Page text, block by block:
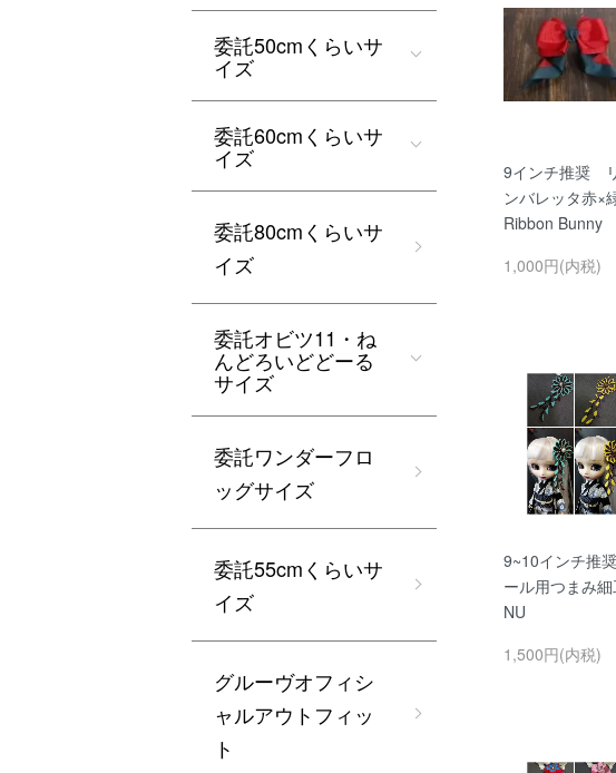
9インチ推奨
ンバレッタ赤×
Ribbon Bunny
1,000円(内税)
9~10インチ推
ール用つまみ
NU
1,500円(内税)
委託50cmくらいサ
イズ
委託60cmくらいサ
イズ
委託80cmくらいサ
イズ
委託オビツ11・ね
んどろいどどーる
サイズ
委託ワンダーフロ
ッグサイズ
委託55cmくらいサ
イズ
グルーヴオフィシ
ャルアウトフィッ
ト